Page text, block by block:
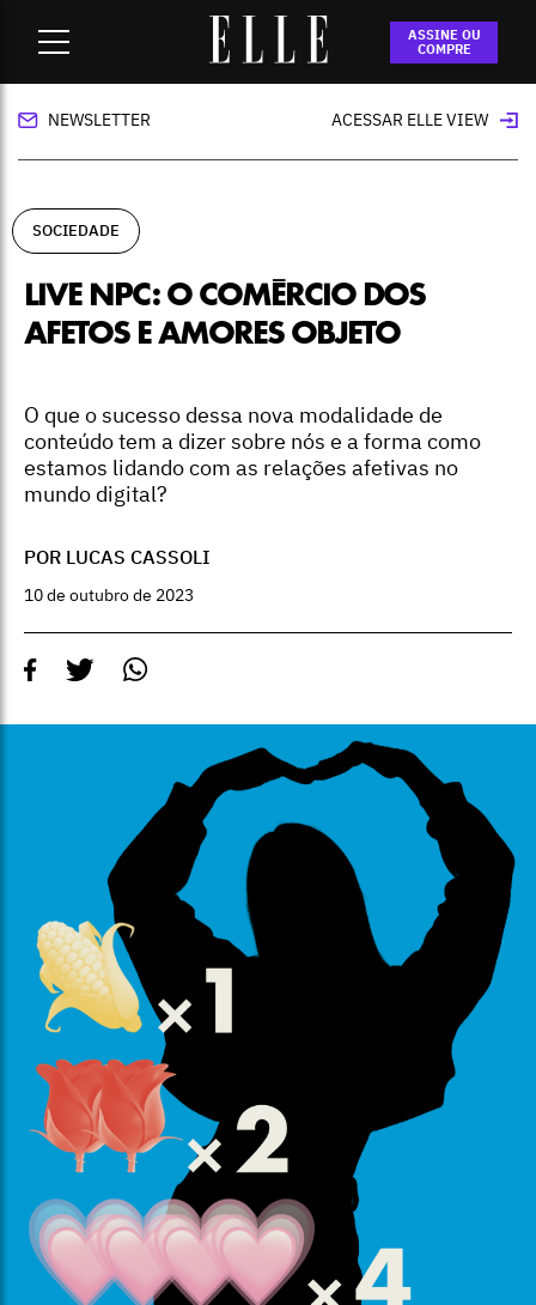
ASSINE OU
COMPRE
Live NPC: o comércio dos afetos e
amores objeto
NEWSLETTER ACESSAR ELLE VIEW
SOCIEDADE
LIVE NPC: O COMÉRCIO DOS
AFETOS E AMORES OBJETO
O que o sucesso dessa nova modalidade de
conteúdo tem a dizer sobre nós e a forma como
estamos lidando com as relações afetivas no
mundo digital?
POR LUCAS CASSOLI
10 de outubro de 2023